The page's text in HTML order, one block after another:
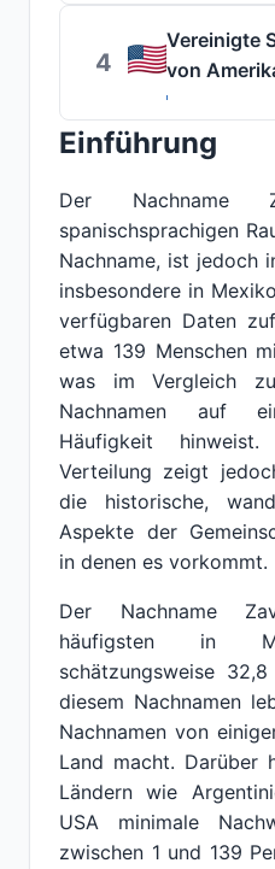
4
Vereinigte
von
Einführung
Der Nachname
spanischsprachigen
Nachname, ist jedoch
insbesondere in
verfügbaren Daten
etwa 139 Menschen
was im Vergleich
Nachnamen auf
Häufigkeit
Verteilung zeigt
die historische,
Aspekte der
in denen es vorkommt.
Der Nachname
häufigsten in
schätzungsweise
diesem Nachnamen
Nachnamen von
Land macht. Darüber
Ländern wie
USA minimale
zwischen 1 und 139